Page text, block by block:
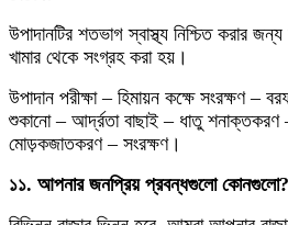
উপাদানটির শতভাগ স্বাস্থ্য নিশ্চিত করার
খামার থেকে সংগ্রহ করা হয়।
উপাদান পরীক্ষা – হিমায়ন কক্ষে সংরক্ষণ –
শুকানো – আর্দ্রতা বাছাই – ধাতু শনাক্তকরণ
মোড়কজাতকরণ – সংরক্ষণ।
১১. আপনার জনপ্রিয় প্রবন্ধগুলো কোনগুলো?